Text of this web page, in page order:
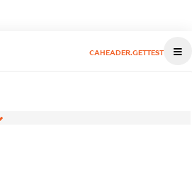
CAHEADER.GETTEST